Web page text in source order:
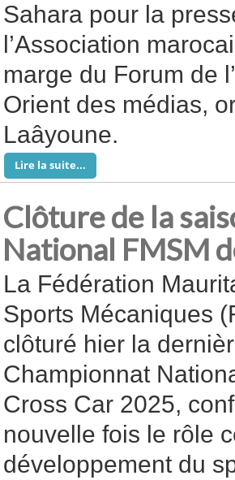
Sahara pour la
l’Association
marge du Forum de
Orient des médias,
Laâyoune.
Lire la suite...
Clôture de la
National FMSM
La Fédération
Sports Mécaniques
clôturé hier la
Championnat
Cross Car 2025,
nouvelle fois le rôle
développement du